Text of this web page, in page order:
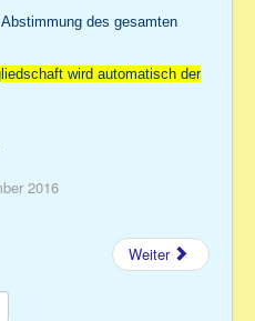
des gesamten
wird automatisch der
2016
Weiter